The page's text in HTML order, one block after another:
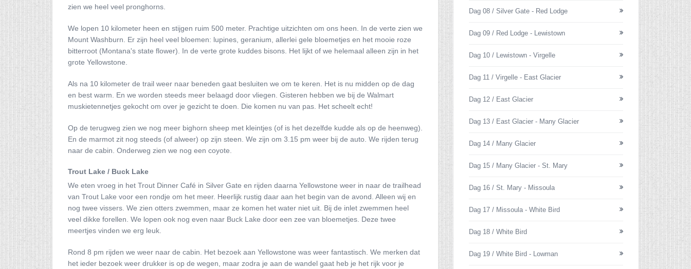
zien we heel veel pronghorns.
We lopen 10 kilometer heen en stijgen ruim 500 meter. Prachtige uitzichten om ons heen. In de verte zien we
Mount Washburn. Er zijn heel veel bloemen: lupines, geranium, allerlei gele bloemetjes en het mooie roze
bitterroot (Montana's state flower). In de verte grote kuddes bisons. Het lijkt of we helemaal alleen zijn in het
grote Yellowstone.
Als na 10 kilometer de trail weer naar beneden gaat besluiten we om te keren. Het is nu midden op de dag
en best warm. En we worden steeds meer belaagd door vliegen. Gisteren hebben we bij de Walmart
muskietennetjes gekocht om over je gezicht te doen. Die komen nu van pas. Het scheelt echt!
Op de terugweg zien we nog meer bighorn sheep met kleintjes (of is het dezelfde kudde als op de heenweg).
En de marmot zit nog steeds (of alweer) op zijn steen. We zijn om 3.15 pm weer bij de auto. We rijden terug
naar de cabin. Onderweg zien we nog een coyote.
Trout Lake / Buck Lake
We eten vroeg in het Trout Dinner Café in Silver Gate en rijden daarna Yellowstone weer in naar de trailhead
van Trout Lake voor een rondje om het meer. Heerlijk rustig daar aan het begin van de avond. Alleen wij en
nog twee vissers. We zien otters zwemmen, maar ze komen het water niet uit. Bij de inlet zwemmen heel
veel dikke forellen. We lopen ook nog even naar Buck Lake door een zee van bloemetjes. Deze twee
meertjes vinden we erg leuk.
Rond 8 pm rijden we weer naar de cabin. Het bezoek aan Yellowstone was weer fantastisch. We merken dat
het ieder bezoek weer drukker is op de wegen, maar zodra je aan de wandel gaat heb je het rijk voor je
Dag 08 / Silver Gate - Red Lodge
Dag 09 / Red Lodge - Lewistown
Dag 10 / Lewistown - Virgelle
Dag 11 / Virgelle - East Glacier
Dag 12 / East Glacier
Dag 13 / East Glacier - Many Glacier
Dag 14 / Many Glacier
Dag 15 / Many Glacier - St. Mary
Dag 16 / St. Mary - Missoula
Dag 17 / Missoula - White Bird
Dag 18 / White Bird
Dag 19 / White Bird - Lowman